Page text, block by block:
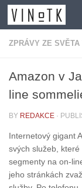
Skip to content
ZPRÁVY ZE SVĚTA
Amazon v
line
BY REDAKCE ·
Internetový gigant
svých služeb,
segmenty na on-
jeho stránkách